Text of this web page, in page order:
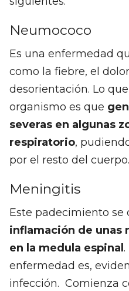
Neumococo
Es una enfermedad
como la fiebre, el
desorientación. Lo
organismo es que
severas en algunas
respiratorio,
por el resto del cuerpo.
Meningitis
Este padecimiento se
inflamación de unas
en la medula espinal .
enfermedad es,
infección. Comienza